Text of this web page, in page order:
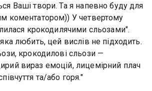
Ваші твори. Та я напевно буду для
коментатором)) У четвертому
крокодилячими сльозами".
любить, цей вислів не підходить.
крокодилові сльози —
вираз емоцій, лицемірний плач
та/або горя."